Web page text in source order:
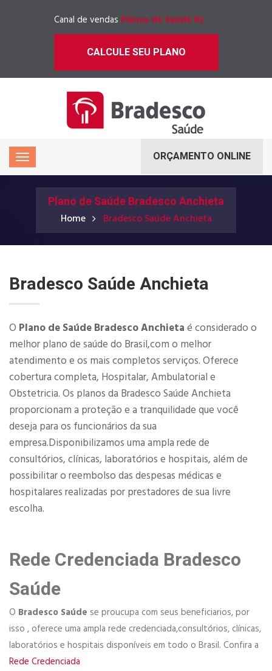
Canal de vendas Planos de Saúde RJ
CALCULE SEU PLANO
ORÇAMENTO ONLINE
Plano de Saúde Bradesco Anchieta
Home Bradesco Saúde Anchieta
Bradesco Saúde Anchieta
O Plano de Saúde Bradesco Anchieta é considerado o
melhor plano de saúde do Brasil,com o melhor
atendimento e os mais completos serviços. Oferece
cobertura completa, Hospitalar, Ambulatorial e
Obstetricia. Os planos da Bradesco Saúde Anchieta
proporcionam a proteção e a tranquilidade que você
deseja para os funcionários da sua
empresa.Disponibilizamos uma ampla rede de
consultórios, clínicas, laboratórios e hospitais, além de
possibilitar o reembolso das despesas médicas e
hospitalares realizadas por prestadores de sua livre
escolha.
Rede Credenciada Bradesco
Saúde
O Bradesco Saúde se proucupa com seus beneficiarios, por
isso , oferece uma ampla rede credenciada,consultórios, clínicas,
laboratórios e hospitais disponíveis em todo o Brasil. Confira a
Rede Credenciada